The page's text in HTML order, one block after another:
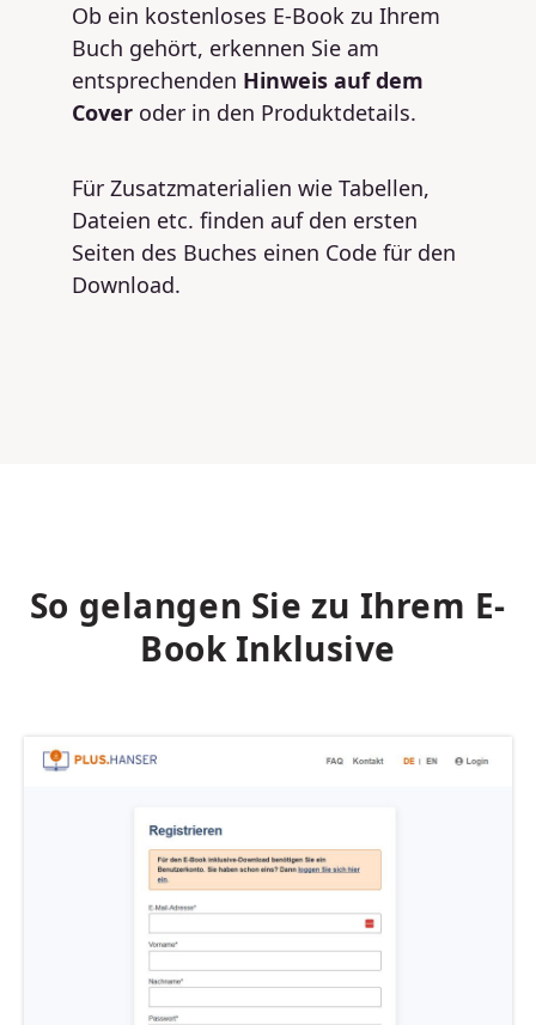
Ob ein kostenloses E-Book zu Ihrem
Buch gehört, erkennen Sie am
entsprechenden Hinweis auf dem
Cover oder in den Produktdetails.
Für Zusatzmaterialien wie Tabellen,
Dateien etc. finden auf den ersten
Seiten des Buches einen Code für den
Download.
So gelangen Sie zu Ihrem E-
Book Inklusive